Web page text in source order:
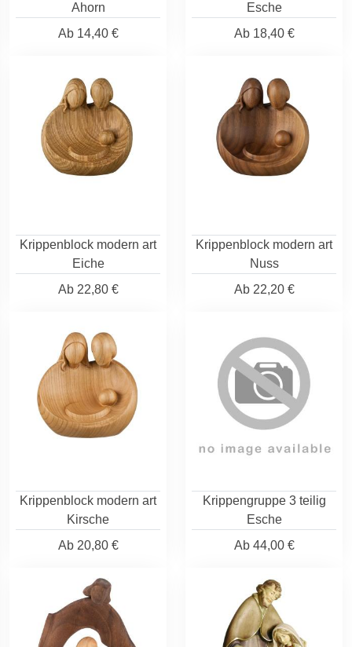
Ahorn
Ab14,40 €
Esche
Ab18,40 €
Krippenblock modern art
Eiche
Ab22,80 €
Krippenblock modern art
Nuss
Ab22,20 €
Krippenblock modern art
Kirsche
Ab20,80 €
Krippengruppe 3 teilig
Esche
Ab44,00 €